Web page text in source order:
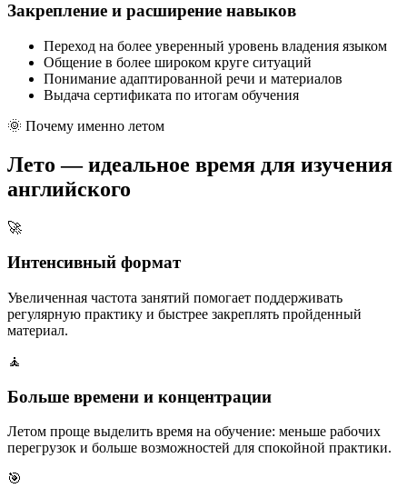
Закрепление и расширение навыков
Переход на более уверенный уровень владения языком
Общение в более широком круге ситуаций
Понимание адаптированной речи и материалов
Выдача сертификата по итогам обучения
🌞 Почему именно летом
Лето —идеальное время для изучения
английского
🚀
Интенсивный формат
Увеличенная частота занятий помогает поддерживать
регулярную практику и быстрее закреплять пройденный
материал.
🧘
Больше времени и концентрации
Летом проще выделить время на обучение: меньше рабочих
перегрузок и больше возможностей для спокойной практики.
🎯